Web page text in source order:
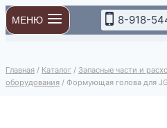
Перейти
к
содержимому
МЕНЮ 8-918-
Главная / Каталог / Запасные части и
оборудования / Формующая голова для